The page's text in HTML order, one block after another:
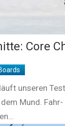
Core
unseren
Mund. Fahr-